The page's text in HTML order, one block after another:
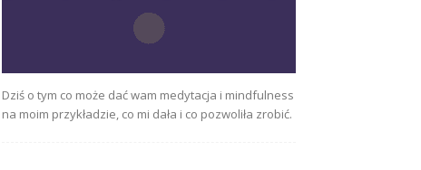
Dziś o tym co może dać wam medytacja i mindfulness
na moim przykładzie, co mi dała i co pozwoliła zrobić.